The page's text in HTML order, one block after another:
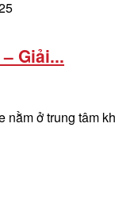
Giải...
nằm ở trung tâm